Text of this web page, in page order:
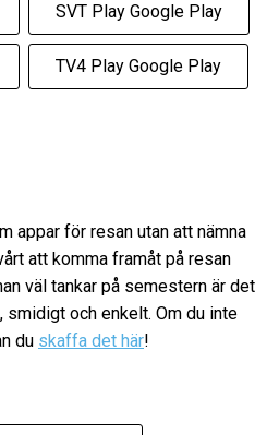
SVT Play Google Play
TV4 Play Google Play
appar för resan utan att nämna
att komma framåt på resan
väl tankar på semestern är det
smidigt och enkelt. Om du inte
du skaffa det här!